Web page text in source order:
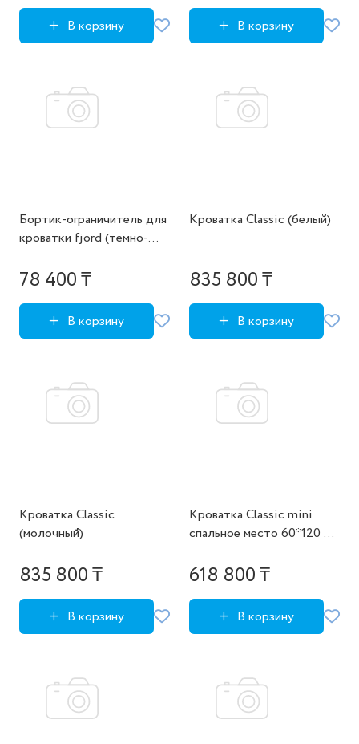
В корзину В корзину
Бортик-ограничитель для
кроватки fjord (темно-
78 400 ₸
В корзину
Кроватка Classic (белый)
835 800 ₸
В корзину
Кроватка Classic
(молочный)
835 800 ₸
В корзину
Кроватка Classic mini
спальное место 60*120 см
618 800 ₸
В корзину